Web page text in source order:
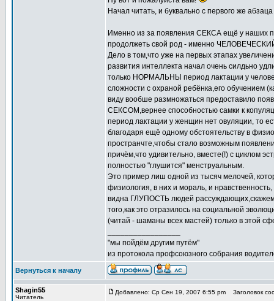
Начал читать, и буквально с первого же
Именно из за появления СЕКСА ещё у наших
продолжеть свой род - именно
Дело в том,что уже на первых этапах
развития интеллекта начал очень силдьно
только НОРМАЛЬНЫ период лактации у
сложности с охраной ребёнка,его обучением
виду вообше размножаться предоставило
СЕКСОМ,вернее способностью самки к
период лактации у женщин нет овуляции, то
благодаря ещё одному обстоятельству в
пространчте,чтобы стало возможным
причём,что удивительно, вместе(!) с циклом
полностью "глушится" менструальным.
Это пример лиш одной из тысяч мелочей,
физиология, в них и мораль, и
видна ГЛУПОСТЬ людей
того,как это отразилось на социальной
(читай - шаманы всех мастей) только в этой
"мы пойдём другим путём"
из протокола профсоюзного собрания
Вернуться к началу
Shagin55
Читатель
Добавлено: Ср Сен 19, 2007 6:55 pm Заголовок